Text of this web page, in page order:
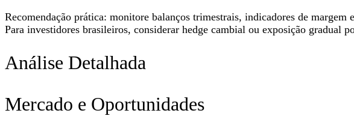
Recomendação prática: monitore balanços trimestrais, indicadores de
Para investidores brasileiros, considerar hedge cambial ou exposição gradual
Análise Detalhada
Mercado e Oportunidades